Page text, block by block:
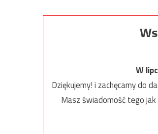
W
Dziękujemy! i zachęcamy do
Masz świadomość tego